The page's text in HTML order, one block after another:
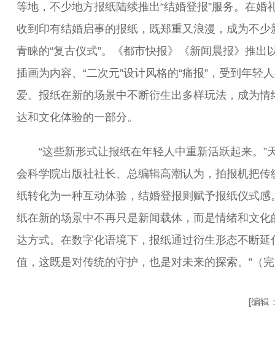
等地，不少地方报纸陆续推出“结婚登报”服务。在婚
收到印有结婚启事的报纸，既郑重又浪漫，成为不少
青睐的“复古仪式”。《都市快报》《新闻晨报》推出
插画为内容、“二次元”设计风格的“痛报”，受到年轻
爱。报纸在新的场景中不断衍生出多样玩法，成为情
达和文化体验的一部分。
“这些新形式让报纸在年轻人中重新活跃起来。”
会科学院出版社社长、总编辑高潮认为，拍报机把传
纸转化为一种互动体验，结婚登报则赋予报纸仪式感
纸在新的场景中不再只是新闻载体，而是情绪和文化
达方式。在数字化语境下，报纸通过衍生形态不断延
值，这既是对传统的守护，也是对未来的探索。”（
[编辑